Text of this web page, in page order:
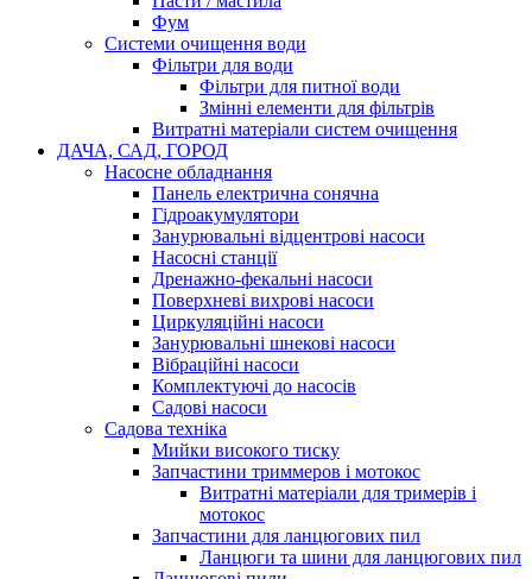
Фум
Системи очищення води
Фільтри для води
Фільтри для питної води
Змінні елементи для фільтрів
Витратні матеріали систем очищення
ДАЧА, САД, ГОРОД
Насосне обладнання
Панель електрична сонячна
Гідроакумулятори
Занурювальні відцентрові насоси
Насосні станції
Дренажно-фекальні насоси
Поверхневі вихрові насоси
Циркуляційні насоси
Занурювальні шнекові насоси
Вібраційні насоси
Комплектуючі до насосів
Cадові насоси
Садова техніка
Мийки високого тиску
Запчастини триммеров і мотокос
Витратні матеріали для тримерів і
мотокос
Запчастини для ланцюгових пил
Ланцюги та шини для ланцюгових пил